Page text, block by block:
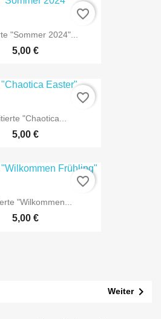
NUR ONLINE ERHÄLTLICH
"Sommer 2024"...
5,00 €
NUR ONLINE ERHÄLTLICH
favorite_border
"Chaotica...
5,00 €
NUR ONLINE ERHÄLTLICH
favorite_border
"Wilkommen...
5,00 €
favorite_border
Weiter